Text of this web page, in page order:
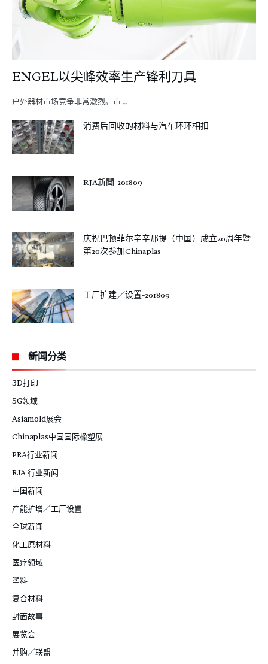
ENGEL以尖峰效率生产锋利刀具
户外器材市场竞争非常激烈。市 …
消费后回收的材料与汽车环环相扣
RJA新聞-201809
庆祝巴顿菲尔辛辛那提（中国）成立20周年暨
第20次参加Chinaplas
工厂扩建／设置-201809
新闻分类
3D打印
5G领域
Asiamold展会
Chinaplas中国国际橡塑展
PRA行业新闻
RJA 行业新闻
中国新闻
产能扩增／工厂设置
全球新闻
化工原材料
医疗领域
塑料
复合材料
封面故事
展览会
并购／联盟